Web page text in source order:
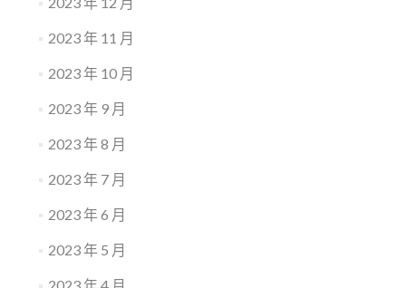
2023 年 11 月
2023 年 10 月
2023 年 9 月
2023 年 8 月
2023 年 7 月
2023 年 6 月
2023 年 5 月